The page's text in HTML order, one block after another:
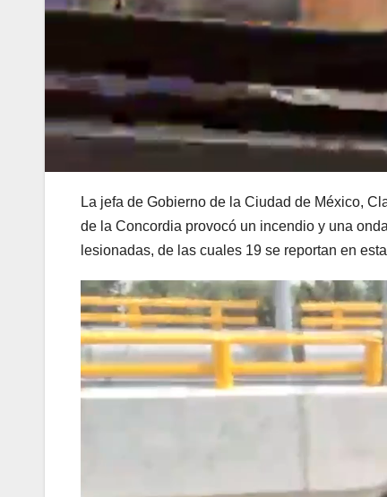
La jefa de Gobierno de la Ciudad de México,
de la Concordia provocó un incendio y una
lesionadas, de las cuales 19 se reportan en